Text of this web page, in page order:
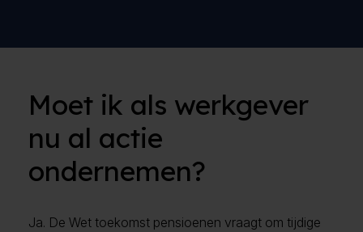
Moet ik als werkgever
nu al actie
ondernemen?
Ja. De Wet toekomst pensioenen vraagt om tijdige